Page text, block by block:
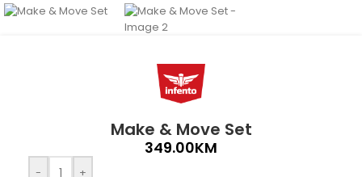
Make & Move Set
349.00KM
- +